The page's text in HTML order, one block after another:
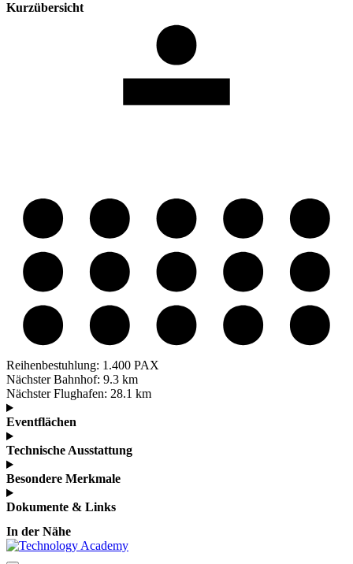
Kurzübersicht
Reihenbestuhlung: 1.400 PAX
Nächster Bahnhof: 9.3 km
Nächster Flughafen: 28.1 km
Eventflächen
Technische Ausstattung
Besondere Merkmale
Dokumente & Links
In der Nähe